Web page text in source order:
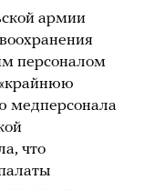
армии
персоналом
медперсонала
что